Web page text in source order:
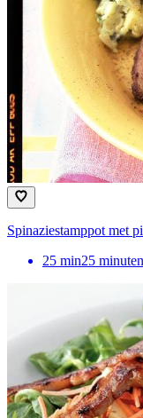
Spinaziestamppot met
25 min25